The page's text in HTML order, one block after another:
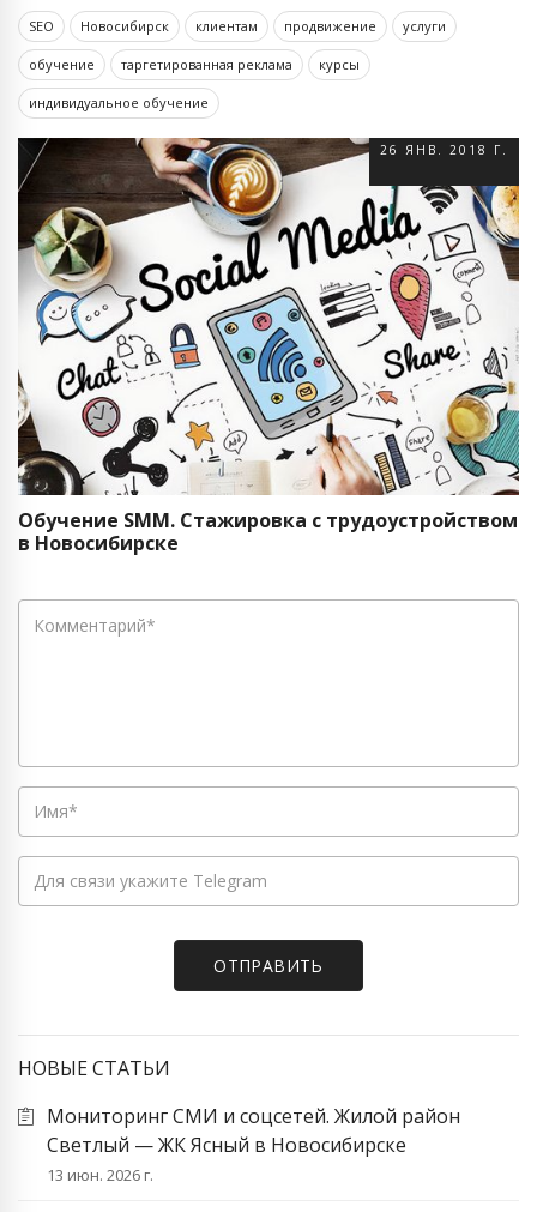
SEO Новосибирск клиентам продвижение услуги
обучение таргетированная реклама курсы
индивидуальное обучение
26 ЯНВ. 2018 Г.
Обучение SMM. Стажировка с трудоустройством
в Новосибирске
НОВЫЕ СТАТЬИ
Мониторинг СМИ и соцсетей. Жилой район
Светлый — ЖК Ясный в Новосибирске
13 июн. 2026 г.